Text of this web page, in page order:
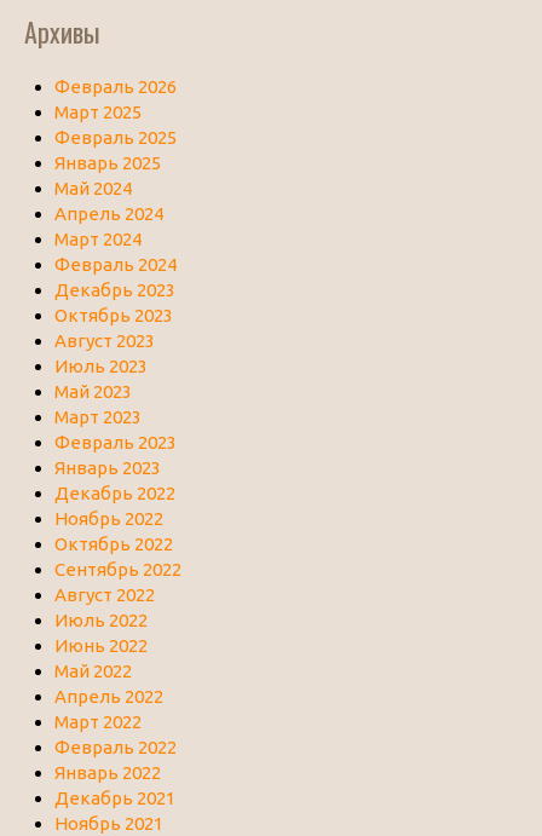
Архивы
Февраль 2026
Март 2025
Февраль 2025
Январь 2025
Май 2024
Апрель 2024
Март 2024
Февраль 2024
Декабрь 2023
Октябрь 2023
Август 2023
Июль 2023
Май 2023
Март 2023
Февраль 2023
Январь 2023
Декабрь 2022
Ноябрь 2022
Октябрь 2022
Сентябрь 2022
Август 2022
Июль 2022
Июнь 2022
Май 2022
Апрель 2022
Март 2022
Февраль 2022
Январь 2022
Декабрь 2021
Ноябрь 2021